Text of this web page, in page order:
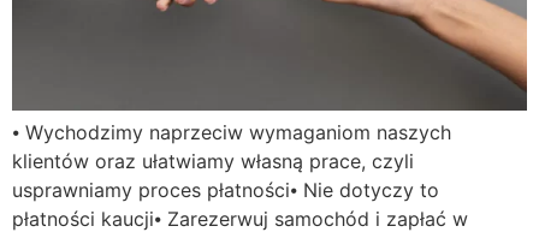
⦁ Wychodzimy naprzeciw wymaganiom naszych
klientów oraz ułatwiamy własną prace, czyli
usprawniamy proces płatności⦁ Nie dotyczy to
płatności kaucji⦁ Zarezerwuj samochód i zapłać w